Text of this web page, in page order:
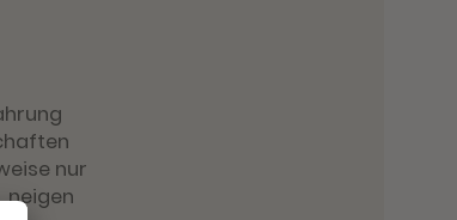
nur
neigen